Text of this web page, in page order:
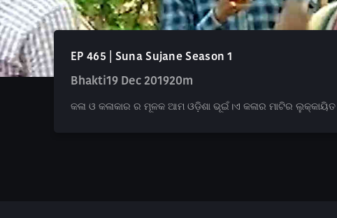
EP 465 | Suna Sujane Season 1
Bhakti19 Dec 201920m
କଳା ଓ କଳାକାର ର ମୂଳକ ଆମ ଓଡ଼ିଶା ଭୂଇଁ।ଏ କଳାର ମାଟିର